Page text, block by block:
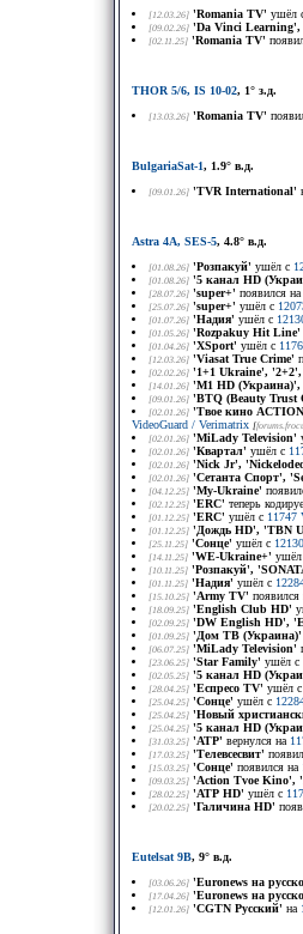
[12.03.26] 'Romania TV' ушёл
[09.02.26] 'Da Vinci
[02.11.25] 'Romania TV'
THOR 5/6, IS 10-02, 1° з.д.
[13.03.26] 'Romania TV'
BulgariaSat-1, 1.9° в.д.
[09.01.26] 'TVR International'
Astra 4A, SES-5, 4.8° в.д.
[01.08.26] 'Розпакуй' ушёл с
[01.08.26] '5 канал HD
[28.07.26] 'super+' появился на
[25.07.26] 'super+' ушёл с
[01.07.26] 'Надия' ушёл с
[01.05.26] 'Rozpakuy Hit Line'
[01.04.26] 'XSport' ушёл с
[12.03.26] 'Viasat True Crime'
[02.02.26] '1+1 Ukraine',
[14.01.26] 'М1 HD (Украина)',
[09.01.26] 'BTQ (Beauty
[02.01.26] 'Твое кино
VideoGuard / Verimatrix [
[02.01.26] 'MiLady Television'
[02.01.26] 'Квартал' ушёл с
[02.01.26] 'Nick Jr',
[02.01.26] 'Сетанта Спорт',
[04.12.25] 'My-Ukraine'
[02.12.25] 'ERC' теперь
[01.12.25] 'ERC' ушёл с 11747
[01.12.25] 'Дождь HD', 'TBN
[25.11.25] 'Сонце' ушёл с
[14.11.25] 'WE-Ukraine+' ушёл
[10.11.25] 'Розпакуй',
[01.11.25] 'Надия' ушёл с
[15.10.25] 'Army TV' появился
[18.09.25] 'English Club HD'
[02.09.25] 'DW English HD',
[01.09.25] 'Дом ТВ (Украина)'
[06.07.25] 'MiLady Television'
[23.06.25] 'Star Family' ушёл с
[02.05.25] '5 канал HD
[28.04.25] 'Еспресо TV' ушёл с
[25.04.25] 'Сонце' ушёл с
[25.04.25] 'Новый
[25.04.25] '5 канал HD
[31.03.25] 'АТР' вернулся на
[17.03.25] 'Телевсесвит'
[15.03.25] 'Сонце' появился на
[09.03.25] 'Action Tvoe Kino',
[28.02.25] 'АТР HD' ушёл с
[20.02.25] 'Галичина HD'
Eutelsat 9B, 9° в.д.
[03.06.26] 'Euronews на
[17.04.26] 'Euronews на
[12.01.26] 'CGTN Русский' на